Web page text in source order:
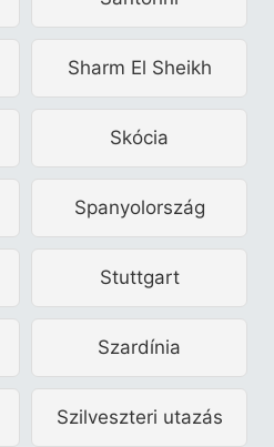
Sharm El Sheikh
Skócia
Spanyolország
Stuttgart
Szardínia
Szilveszteri utazás